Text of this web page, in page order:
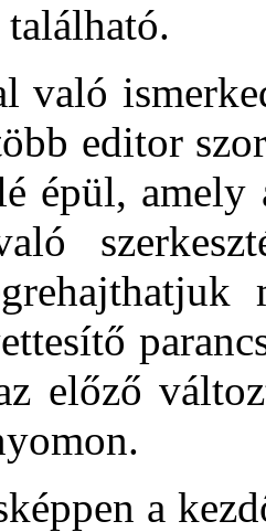
található.
való
editor
épül,
előző
a